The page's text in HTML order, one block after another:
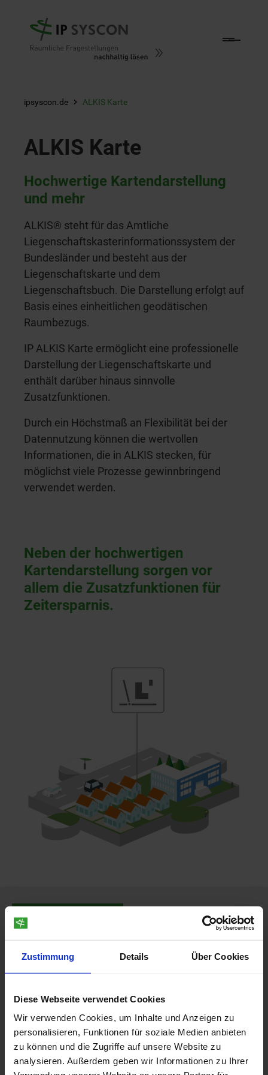
Zustimmung Details Über Cookies
Diese Webseite verwendet Cookies
Wir verwenden Cookies, um Inhalte und Anzeigen zu
personalisieren, Funktionen für soziale Medien anbieten
zu können und die Zugriffe auf unsere Website zu
analysieren. Außerdem geben wir Informationen zu Ihrer
ipsyscon.de ALKIS Karte
ALKIS Karte
Hochwertige Kartendarstellung
und mehr
ALKIS® steht für das Amtliche
Liegenschaftskasterinformationssystem der
Bundesländer und besteht aus der
Liegenschaftskarte und dem
Liegenschaftsbuch. Die Darstellung erfolgt auf
Basis eines einheitlichen geodätischen
Raumbezugs.
IP ALKIS Karte ermöglicht eine professionelle
Darstellung der Liegenschaftskarte und
enthält darüber hinaus sinnvolle
Zusatzfunktionen.
Durch ein Höchstmaß an Flexibilität bei der
Datennutzung können die wertvollen
Informationen, die in ALKIS stecken, für
möglichst viele Prozesse gewinnbringend
verwendet werden.
Neben der hochwertigen
Kartendarstellung sorgen vor
allem die Zusatzfunktionen für
Zeitersparnis.
Das steckt dahinter Das bietet ALKIS Karte
Der Vorteil liegt auf der Hand